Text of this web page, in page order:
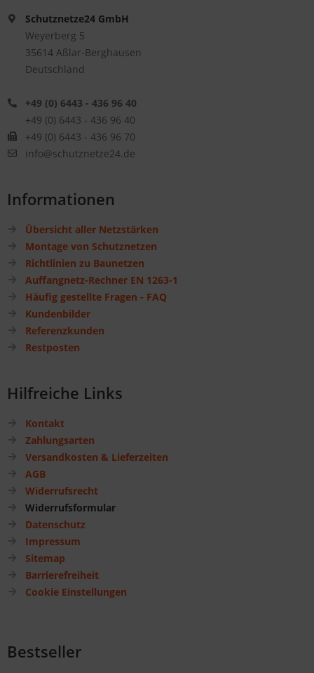
Schutznetze24 GmbH
Weyerberg 5
35614 Aßlar-Berghausen
Deutschland
+49 (0) 6443 - 436 96 40
+49 (0) 6443 - 436 96 40
+49 (0) 6443 - 436 96 70
info@schutznetze24.de
Informationen
Übersicht aller Netzstärken
Montage von Schutznetzen
Richtlinien zu Baunetzen
Auffangnetz-Rechner EN 1263-1
Häufig gestellte Fragen - FAQ
Kundenbilder
Referenzkunden
Restposten
Hilfreiche Links
Kontakt
Zahlungsarten
Versandkosten & Lieferzeiten
AGB
Widerrufsrecht
Widerrufsformular
Datenschutz
Impressum
Sitemap
Barrierefreiheit
Cookie Einstellungen
Bestseller